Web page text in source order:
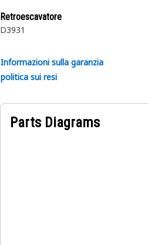
Retroescavatore
D3931
Informazioni sulla garanzia
politica sui resi
Parts Diagrams